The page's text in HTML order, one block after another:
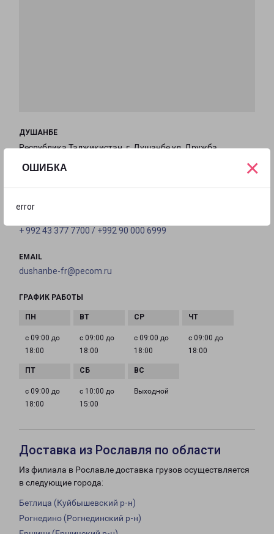
ОШИБКА
error
×
ДУШАНБЕ
Республика Таджикистан, г. Душанбе,ул. Дружба
народов, д. 62, здание «Системавтоматика»
на карте
+ 992 43 377 7700 / +992 90 000 6999
EMAIL
dushanbe-fr@pecom.ru
ГРАФИК РАБОТЫ
с 09:00 до
18:00
с 09:00 до
18:00
с 09:00 до
18:00
с 09:00 до
18:00
с 09:00 до
18:00
с 10:00 до
15:00
Выходной
Доставка из Рославля по области
Из филиала в Рославле доставка грузов осуществляется
в следующие города:
Бетлица (Куйбышевский р-н)
Рогнедино (Рогнединский р-н)